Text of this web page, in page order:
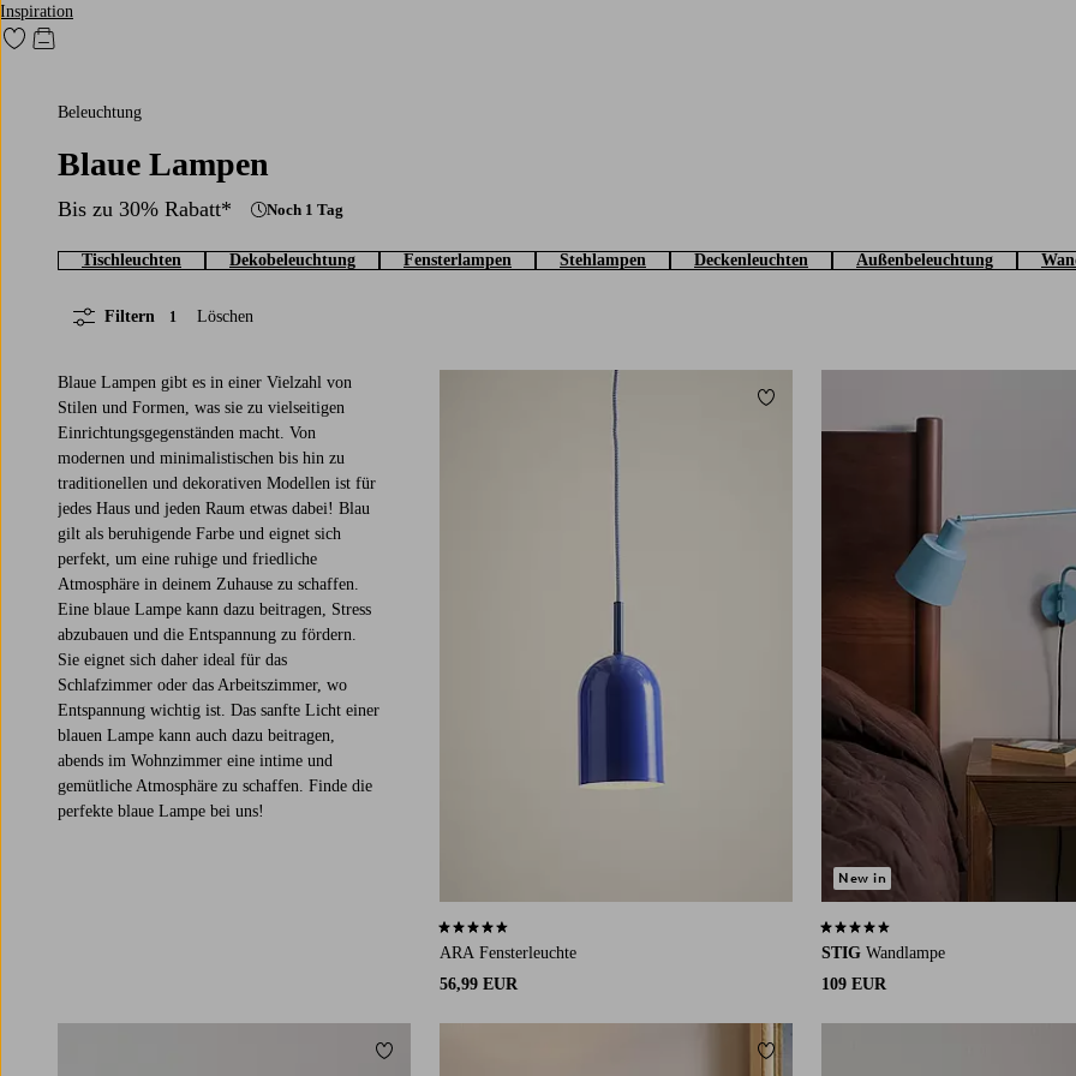
Inspiration
Zu den als Favoriten markierten Produkten gehen
Zum Warenkorb
Beleuchtung
Blaue Lampen
Bis zu 30% Rabatt* Noch 1 Tag
Tischleuchten Dekobeleuchtung Fensterlampen Stehlampen Deckenleuchten Außenbeleuchtung
Filtern 1 Löschen
Blaue Lampen gibt es in einer Vielzahl von
Stilen und Formen, was sie zu vielseitigen
Einrichtungsgegenständen macht. Von
modernen und minimalistischen bis hin zu
traditionellen und dekorativen Modellen ist für
jedes Haus und jeden Raum etwas dabei! Blau
gilt als beruhigende Farbe und eignet sich
perfekt, um eine ruhige und friedliche
Atmosphäre in deinem Zuhause zu schaffen.
Eine blaue Lampe kann dazu beitragen, Stress
abzubauen und die Entspannung zu fördern.
Sie eignet sich daher ideal für das
Schlafzimmer oder das Arbeitszimmer, wo
Entspannung wichtig ist. Das sanfte Licht einer
blauen Lampe kann auch dazu beitragen,
abends im Wohnzimmer eine intime und
gemütliche Atmosphäre zu schaffen. Finde die
perfekte blaue Lampe bei uns!
ARA Fensterleuchte
56,99 EUR
4,5 basierend auf 41 Bewertungen
Zu Favoriten hinzufügen
STIG Wandlampe
109 EUR
4,3 basierend auf 133 Bewertungen
New in
Zu Favoriten hinzufügen Zu Favoriten hinzufügen